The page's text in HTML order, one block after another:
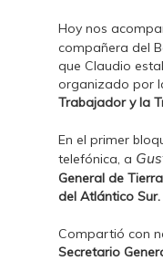
Hoy nos
compañera del
que Claudio
organizado por
Trabajador y la
En el primer
telefónica, a
General de
del Atlántico Sur.
Compartió con
Secretario